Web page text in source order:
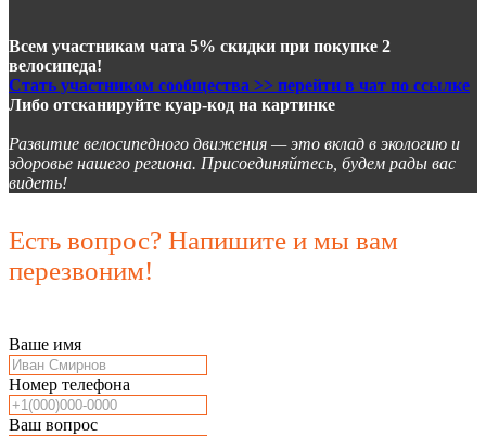
Всем участникам чата 5% скидки при покупке 2
велосипеда!
Стать участником сообщества >> перейти в чат по ссылке
Либо отсканируйте куар-код на картинке
Развитие велосипедного движения — это вклад в экологию и
здоровье нашего региона. Присоединяйтесь, будем рады вас
видеть!
Есть вопрос? Напишите и мы вам
перезвоним!
Ваше имя
Номер телефона
Ваш вопрос